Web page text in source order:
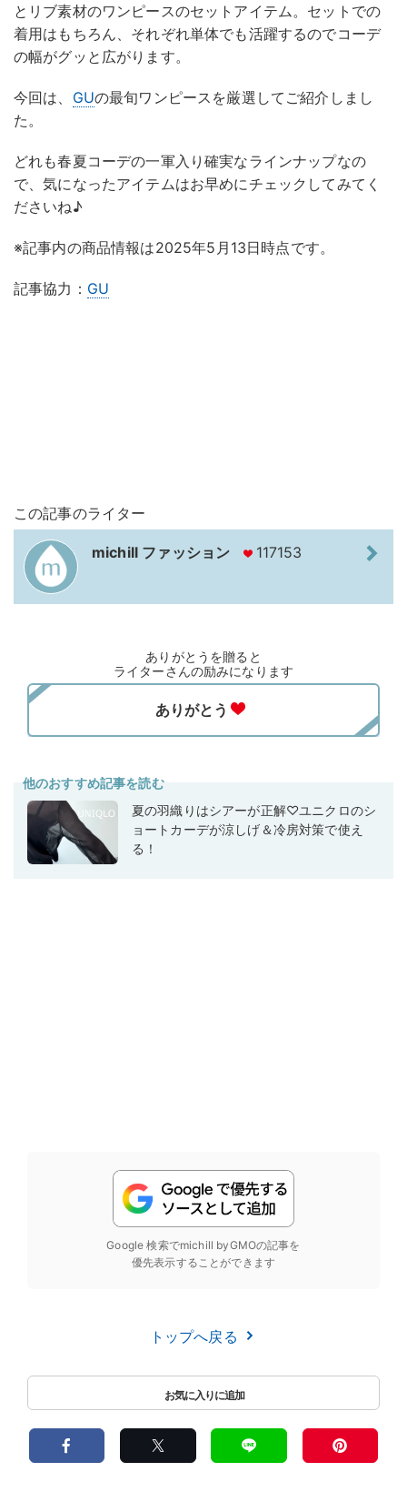
とリブ素材のワンピースのセットアイテム。セットでの
着用はもちろん、それぞれ単体でも活躍するのでコーデ
の幅がグッと広がります。
今回は、 GUの最旬ワンピースを厳選してご紹介しまし
た。
どれも春夏コーデの一軍入り確実なラインナップなの
で、気になったアイテムはお早めにチェックしてみてく
ださいね♪
※記事内の商品情報は2025年5月13日時点です。
記事協力： GU
この記事のライター
michill ファッション 117153
ありがとうを贈ると
ライターさんの励みになります
他のおすすめ記事を読む
夏の羽織りはシアーが正解♡ユニクロのシ
ョートカーデが涼しげ＆冷房対策で使え
る！
Google 検索でmichill byGMOの記事を
優先表示することができます
トップへ戻る